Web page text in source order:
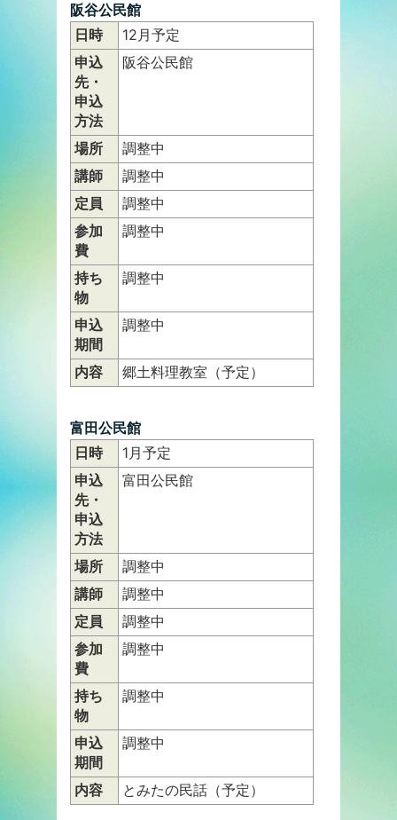
阪谷公民館
日時
12月予定
申込
先・
申込
方法
阪谷公民館
場所
調整中
講師
調整中
定員
調整中
参加
費
調整中
持ち
物
調整中
申込
期間
調整中
内容 郷土料理教室（予定）
富田公民館
日時
1月予定
申込
先・
申込
方法
富田公民館
場所
調整中
講師
調整中
定員
調整中
参加
費
調整中
持ち
物
調整中
申込
期間
調整中
内容 とみたの民話（予定）